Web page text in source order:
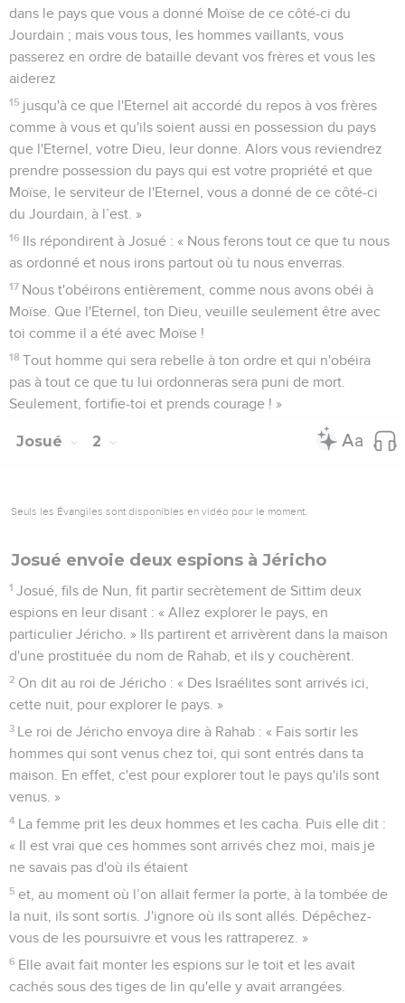
dans le pays que vous a donné Moïse de ce côté-ci du
Jourdain ; mais vous tous, les hommes vaillants, vous
passerez en ordre de bataille devant vos frères et vous les
aiderez
15 jusqu'à ce que l'Eternel ait accordé du repos à vos frères
comme à vous et qu'ils soient aussi en possession du pays
que l'Eternel, votre Dieu, leur donne. Alors vous reviendrez
prendre possession du pays qui est votre propriété et que
Moïse, le serviteur de l'Eternel, vous a donné de ce côté-ci
du Jourdain, à l’est. »
16 Ils répondirent à Josué : « Nous ferons tout ce que tu nous
as ordonné et nous irons partout où tu nous enverras.
17 Nous t'obéirons entièrement, comme nous avons obéi à
Moïse. Que l'Eternel, ton Dieu, veuille seulement être avec
toi comme il a été avec Moïse !
18 Tout homme qui sera rebelle à ton ordre et qui n'obéira
pas à tout ce que tu lui ordonneras sera puni de mort.
Seulement, fortifie-toi et prends courage ! »
Josué 2
Seuls les Évangiles sont disponibles en vidéo pour le moment.
Josué envoie deux espions à Jéricho
1 Josué, fils de Nun, fit partir secrètement de Sittim deux
espions en leur disant : « Allez explorer le pays, en
particulier Jéricho. » Ils partirent et arrivèrent dans la maison
d'une prostituée du nom de Rahab, et ils y couchèrent.
2 On dit au roi de Jéricho : « Des Israélites sont arrivés ici,
cette nuit, pour explorer le pays. »
3 Le roi de Jéricho envoya dire à Rahab : « Fais sortir les
hommes qui sont venus chez toi, qui sont entrés dans ta
maison. En effet, c'est pour explorer tout le pays qu'ils sont
venus. »
4 La femme prit les deux hommes et les cacha. Puis elle dit :
« Il est vrai que ces hommes sont arrivés chez moi, mais je
ne savais pas d'où ils étaient
5 et, au moment où l’on allait fermer la porte, à la tombée de
la nuit, ils sont sortis. J'ignore où ils sont allés. Dépêchez-
vous de les poursuivre et vous les rattraperez. »
6 Elle avait fait monter les espions sur le toit et les avait
cachés sous des tiges de lin qu'elle y avait arrangées.